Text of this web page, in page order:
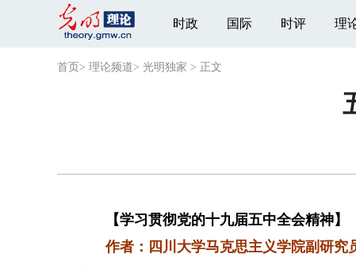
时政 国际 时评 理
首页 > 理论频道> 光明独家 > 正文
【学习贯彻党的十九届五中全会精神】
作者：四川大学马克思主义学院副研究